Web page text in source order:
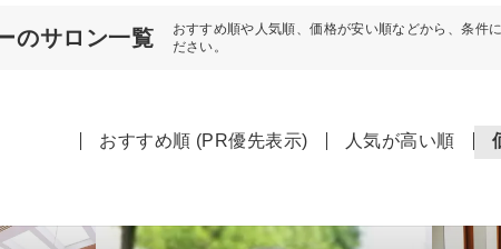
のサロン一覧
おすすめ順や人気順、価格が安い順などから、条件
ださい。
おすすめ順 (PR優先表示) 人気が高い順